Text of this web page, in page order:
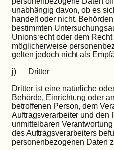
unabhängig davon, ob es
handelt oder nicht.
bestimmten
Unionsrecht oder dem
möglicherweise
gelten jedoch nicht als
j) Dritter
Dritter ist eine natürliche
Behörde, Einrichtung oder
betroffenen Person, dem
Auftragsverarbeiter und den
unmittelbaren
des Auftragsverarbeiters
personenbezogenen Daten